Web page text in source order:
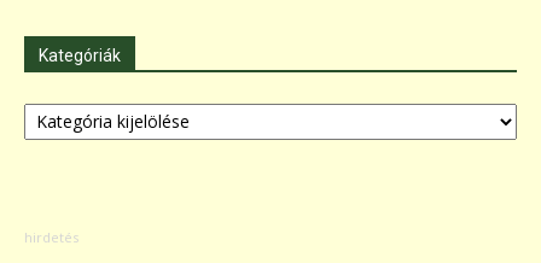
Kategóriák
Kategóriák